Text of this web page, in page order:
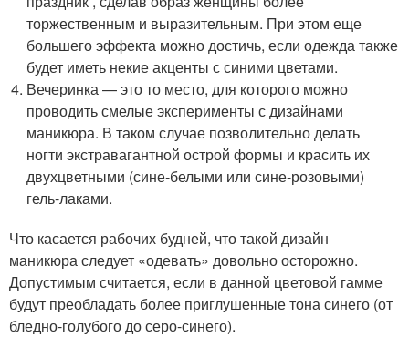
торжественным и выразительным. При этом еще
большего эффекта можно достичь, если одежда также
будет иметь некие акценты с синими цветами.
Вечеринка — это то место, для которого можно
проводить смелые эксперименты с дизайнами
маникюра. В таком случае позволительно делать
ногти экстравагантной острой формы и красить их
двухцветными (сине-белыми или сине-розовыми)
гель-лаками.
Что касается рабочих будней, что такой дизайн
маникюра следует «одевать» довольно осторожно.
Допустимым считается, если в данной цветовой гамме
будут преобладать более приглушенные тона синего (от
бледно-голубого до серо-синего).